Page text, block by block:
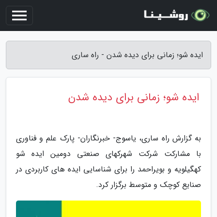
ایده شو؛ زمانی برای دیده شدن - راه ساری
ایده شو؛ زمانی برای دیده شدن
به گزارش راه ساری، یاسوج- خبرنگاران- پارک علم و فناوری
با مشارکت شرکت شهرکهای صنعتی دومین ایده شو
کهگیلویه و بویراحمد را برای شناسایی ایده های کاربردی در
صنایع کوچک و متوسط برگزار کرد.